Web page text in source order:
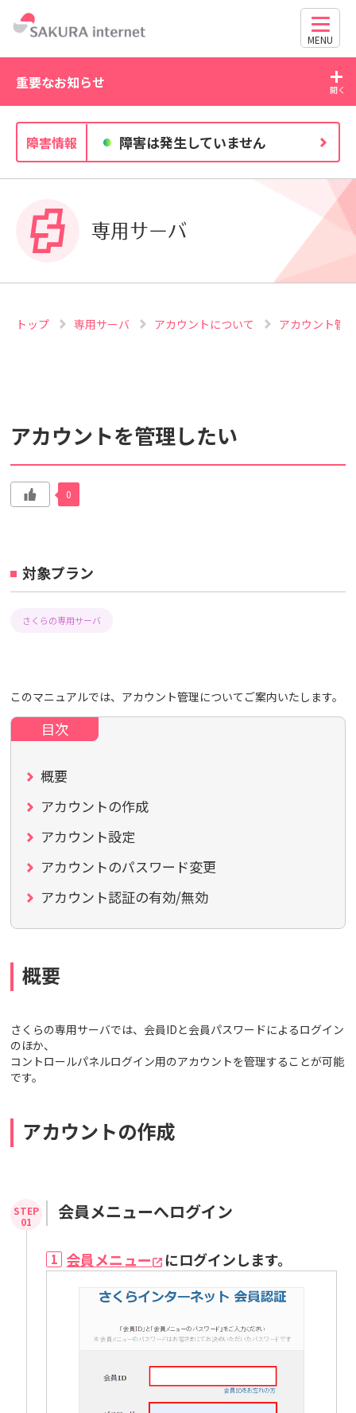
MENU
検索対象
動画マニュアル
重要なお知らせ
2026/07/21
WordPress の脆弱性にご注意ください（CVE-2026-
障害情報 障害は発生していません
専用サーバ
トップ 専用サーバ アカウントについて アカウント管
アカウントを管理したい
0
対象プラン
さくらの専用サーバ
このマニュアルでは、アカウント管理についてご案内いたします。
概要
アカウントの作成
アカウント設定
アカウントのパスワード変更
アカウント認証の有効/無効
概要
さくらの専用サーバでは、会員IDと会員パスワードによるログイン
のほか、
コントロールパネルログイン用のアカウントを管理することが可能
です。
アカウントの作成
会員メニューへログイン
1 会員メニュー にログインします。